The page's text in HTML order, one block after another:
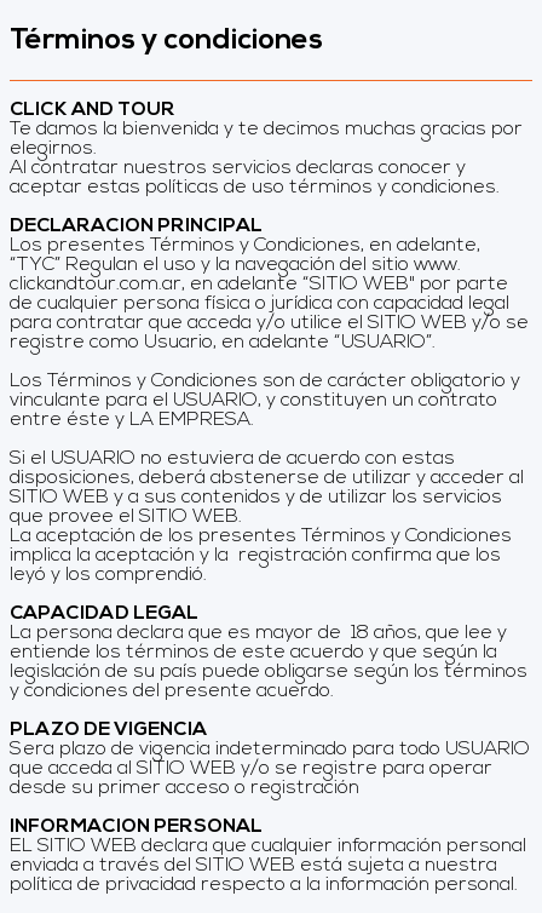
Términos y condiciones
CLICK AND TOUR
Te damos la bienvenida y te decimos muchas gracias por
elegirnos.
Al contratar nuestros servicios declaras conocer y
aceptar estas políticas de uso términos y condiciones.
DECLARACION PRINCIPAL
Los presentes Términos y Condiciones, en adelante,
“TYC” Regulan el uso y la navegación del sitio www.​
clickandtour.com.ar, en adelante “SITIO WEB" por parte
de cualquier persona física o jurídica con capacidad legal
para contratar que acceda y/o utilice el SITIO WEB y/o se
registre como Usuario, en adelante “USUARIO”.
Los Términos y Condiciones son de carácter obligatorio y
vinculante para el USUARIO, y constituyen un contrato
entre éste y LA EMPRESA.
Si el USUARIO no estuviera de acuerdo con estas
disposiciones, deberá abstenerse de utilizar y acceder al
SITIO WEB y a sus contenidos y de utilizar los servicios
que provee el SITIO WEB.
La aceptación de los presentes Términos y Condiciones
implica la aceptación y la registración confirma que los
leyó y los comprendió.
CAPACIDAD LEGAL
La persona declara que es mayor de 18 años, que lee y
entiende los términos de este acuerdo y que según la
legislación de su país puede obligarse según los términos
y condiciones del presente acuerdo.
PLAZO DE VIGENCIA
Sera plazo de vigencia indeterminado para todo USUARIO
que acceda al SITIO WEB y/o se registre para operar
desde su primer acceso o registración
INFORMACION PERSONAL
EL SITIO WEB declara que cualquier información personal
enviada a través del SITIO WEB está sujeta a nuestra
política de privacidad respecto a la información personal.